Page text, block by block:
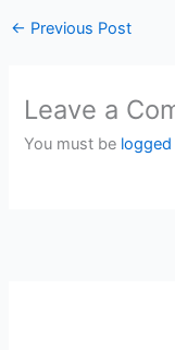
← Previous Post
Leave a
You must be logged